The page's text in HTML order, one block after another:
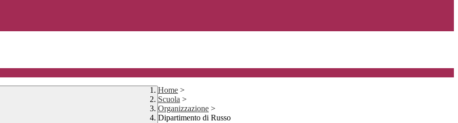
Home >
Scuola >
Organizzazione >
Dipartimento di Russo